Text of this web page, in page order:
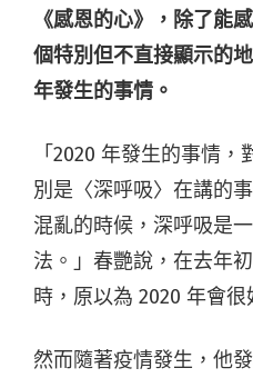
《感恩的心》，除了能
個特別但不直接顯示的
年發生的事情。
「2020 年發生的事情
別是〈深呼吸〉在講的
混亂的時候，深呼吸是
法。」春艷說，在去年
時，原以為 2020 年會很
然而隨著疫情發生，他